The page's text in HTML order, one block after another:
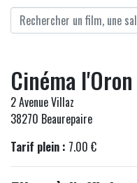
Cinéma l'Oron
2 Avenue Villaz
38270 Beaurepaire
Tarif plein : 7.00 €